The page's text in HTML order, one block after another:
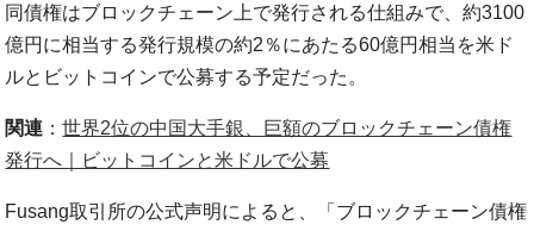
同債権はブロックチェーン上で発行される仕組みで、約3100
億円に相当する発行規模の約2％にあたる60億円相当を米ド
ルとビットコインで公募する予定だった。
関連 ：世界2位の中国大手銀、巨額のブロックチェーン債権
発行へ｜ビットコインと米ドルで公募
Fusang取引所の公式声明によると、「ブロックチェーン債権